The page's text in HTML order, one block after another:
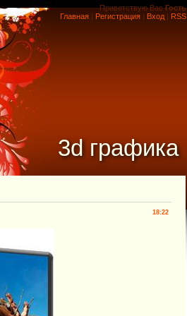
Приветствую Вас Гость
Главная | Регистрация | Вход | RSS
3d графика
18:22